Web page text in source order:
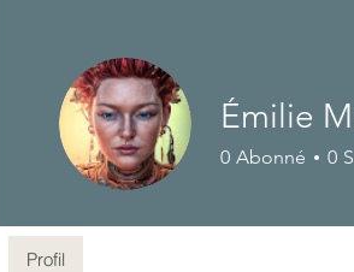
Émilie
0 Abonné 0
Profil